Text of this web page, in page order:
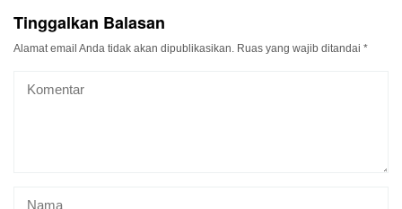
Tinggalkan Balasan
Alamat email Anda tidak akan dipublikasikan. Ruas yang wajib ditandai *